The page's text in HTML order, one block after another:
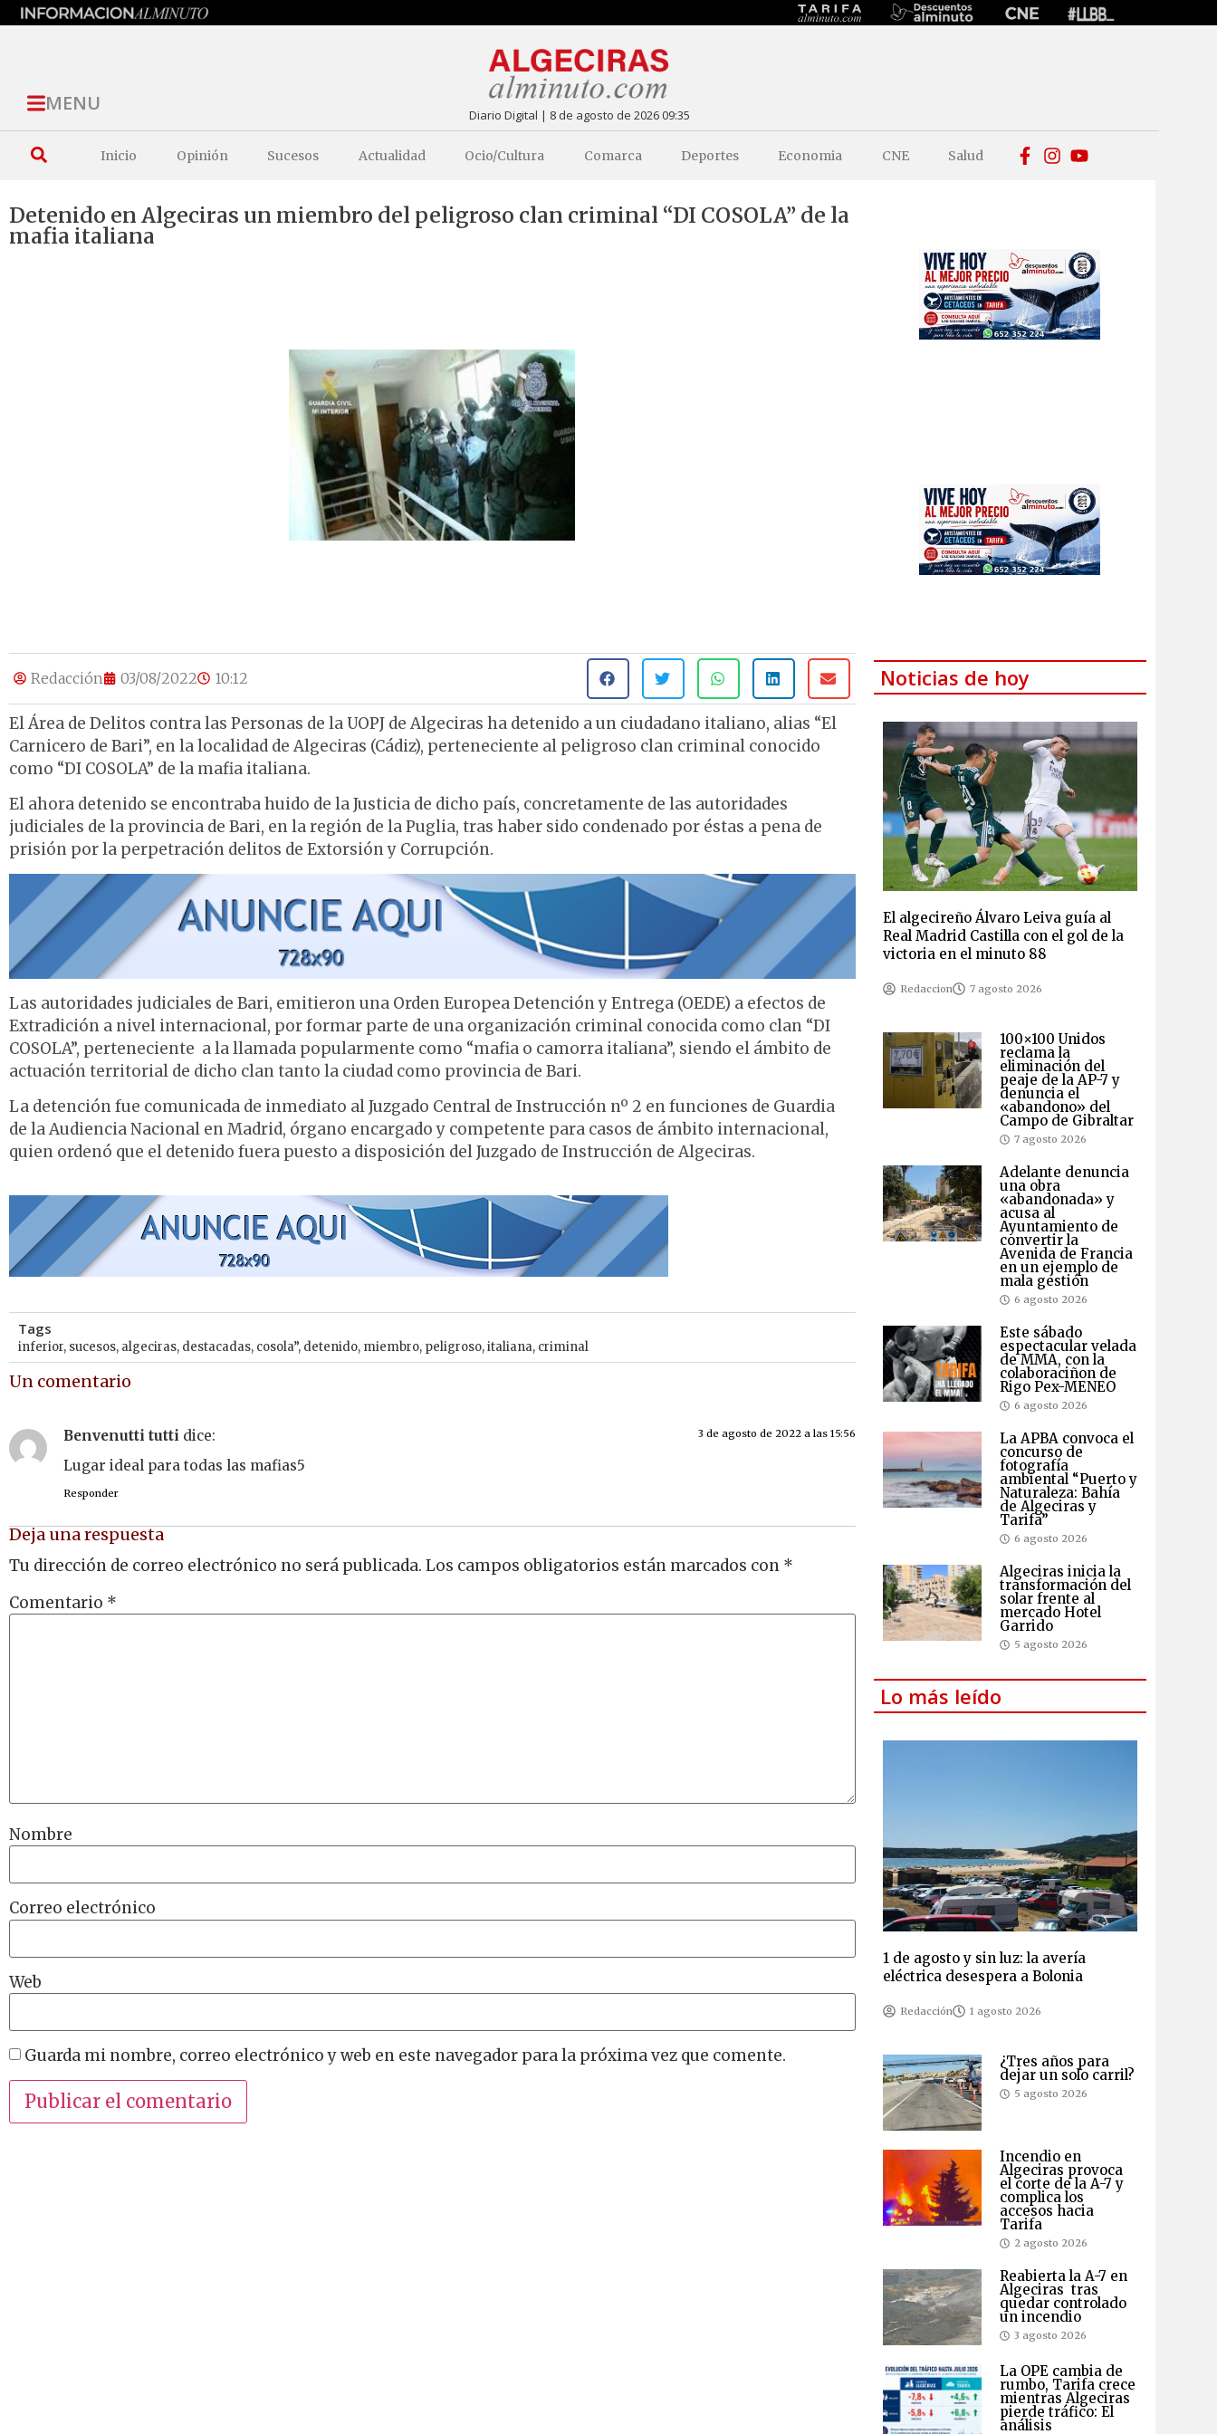
MENU Diario Digital | 8 de agosto de 2026 09:35
Inicio Opinión Sucesos Actualidad Ocio/Cultura Comarca Deportes Economia CNE Salud
Detenido en Algeciras un miembro del peligroso clan criminal “DI COSOLA” de la
mafia italiana
Redacción 03/08/2022 10:12
El Área de Delitos contra las Personas de la UOPJ de Algeciras ha detenido a un ciudadano italiano, alias “El
Carnicero de Bari”, en la localidad de Algeciras (Cádiz), perteneciente al peligroso clan criminal conocido
como “DI COSOLA” de la mafia italiana.
El ahora detenido se encontraba huido de la Justicia de dicho país, concretamente de las autoridades
judiciales de la provincia de Bari, en la región de la Puglia, tras haber sido condenado por éstas a pena de
prisión por la perpetración delitos de Extorsión y Corrupción.
Las autoridades judiciales de Bari, emitieron una Orden Europea Detención y Entrega (OEDE) a efectos de
Extradición a nivel internacional, por formar parte de una organización criminal conocida como clan “DI
COSOLA”, perteneciente a la llamada popularmente como “mafia o camorra italiana”, siendo el ámbito de
actuación territorial de dicho clan tanto la ciudad como provincia de Bari.
La detención fue comunicada de inmediato al Juzgado Central de Instrucción nº 2 en funciones de Guardia
de la Audiencia Nacional en Madrid, órgano encargado y competente para casos de ámbito internacional,
quien ordenó que el detenido fuera puesto a disposición del Juzgado de Instrucción de Algeciras.
Tags
inferior, sucesos, algeciras, destacadas, cosola”, detenido, miembro, peligroso,italiana, criminal
Un comentario
Benvenutti tutti dice: 3 de agosto de 2022 a las 15:56
Lugar ideal para todas las mafias5
Responder
Deja una respuesta
Tu dirección de correo electrónico no será publicada. Los campos obligatorios están marcados con *
Comentario *
Nombre
Correo electrónico
Web
Guarda mi nombre, correo electrónico y web en este navegador para la próxima vez que comente.
Noticias de hoy
El algecireño Álvaro Leiva guía al
Real Madrid Castilla con el gol de la
victoria en el minuto 88
Redaccion 7 agosto 2026
100×100 Unidos
reclama la
eliminación del
peaje de la AP-7 y
denuncia el
«abandono» del
Campo de Gibraltar
7 agosto 2026
Adelante denuncia
una obra
«abandonada» y
acusa al
Ayuntamiento de
convertir la
Avenida de Francia
en un ejemplo de
mala gestión
6 agosto 2026
Este sábado
espectacular velada
de MMA, con la
colaboraciñon de
Rigo Pex-MENEO
6 agosto 2026
La APBA convoca el
concurso de
fotografía
ambiental “Puerto y
Naturaleza: Bahía
de Algeciras y
Tarifa”
6 agosto 2026
Algeciras inicia la
transformación del
solar frente al
mercado Hotel
Garrido
5 agosto 2026
Lo más leído
1 de agosto y sin luz: la avería
eléctrica desespera a Bolonia
Redacción 1 agosto 2026
¿Tres años para
dejar un solo carril?
5 agosto 2026
Incendio en
Algeciras provoca
el corte de la A-7 y
complica los
accesos hacia
Tarifa
2 agosto 2026
Reabierta la A-7 en
Algeciras tras
quedar controlado
un incendio
3 agosto 2026
La OPE cambia de
rumbo, Tarifa crece
mientras Algeciras
pierde tráfico: El
análisis